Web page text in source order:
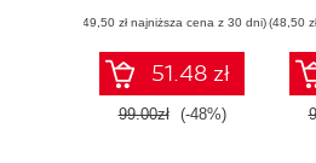
(49,50 zł najniższa cena z 30 dni)
51.48 zł
99.00zł (-48%)
(48,50